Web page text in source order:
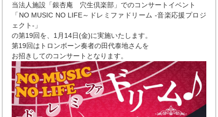
当法人施設「銀杏庵 穴生倶楽部」でのコンサートイベント
「NO MUSIC NO LIFE～ドレミファドリーム -音楽応援プロジ
ェクト-」
の第19回を、1月14日(金)に実施いたします。
第19回はトロンボーン奏者の田代泰地さんを
お招きしてのコンサートとなります。